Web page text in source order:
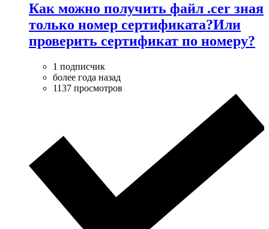
Как можно получить файл .cer зная
только номер сертификата?Или
проверить сертификат по номеру?
1 подписчик
более года назад
1137 просмотров